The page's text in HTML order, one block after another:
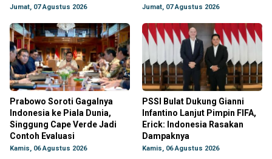
Jumat, 07 Agustus 2026 Jumat, 07 Agustus 2026
Prabowo Soroti Gagalnya
Indonesia ke Piala Dunia,
Singgung Cape Verde Jadi
Contoh Evaluasi
Kamis, 06 Agustus 2026
PSSI Bulat Dukung Gianni
Infantino Lanjut Pimpin FIFA,
Erick: Indonesia Rasakan
Dampaknya
Kamis, 06 Agustus 2026